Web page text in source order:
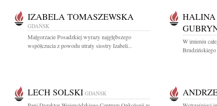
IZABELA TOMASZEWSKA
GDAŃSK
Małgorzacie Posadzkiej wyrazy najgłębszego
współczucia z powodu utraty siostry Izabeli...
W imieniu
Brudzińskiego
LECH SOLSKI GDAŃSK